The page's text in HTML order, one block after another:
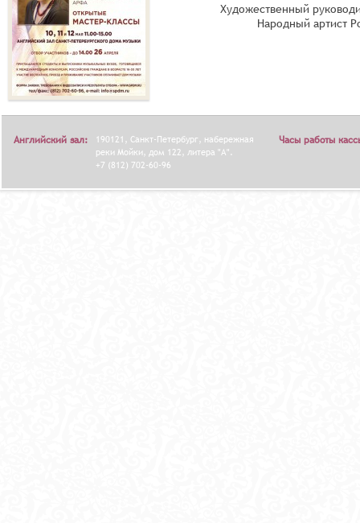
Художественный
Народный артист
Английский зал:
190121, Санкт-Петербург, набережная
реки Мойки, дом 122, литера "А".
+7 (812) 702-60-96
Часы работы